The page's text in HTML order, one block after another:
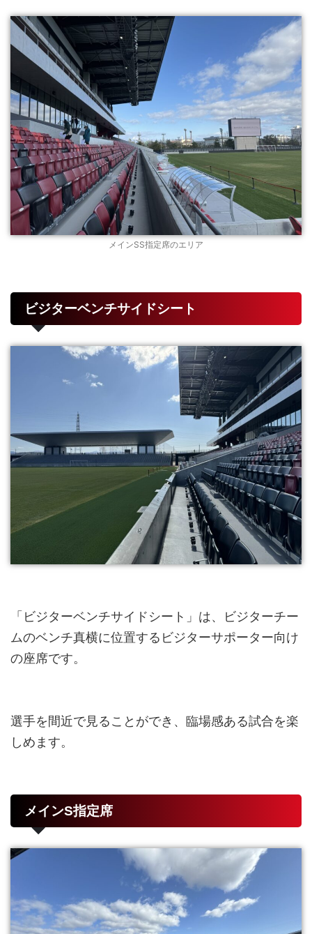
メインSS指定席のエリア
ビジターベンチサイドシート
「ビジターベンチサイドシート」は、ビジターチー
ムのベンチ真横に位置するビジターサポーター向け
の座席です。
選手を間近で見ることができ、臨場感ある試合を楽
しめます。
メインS指定席